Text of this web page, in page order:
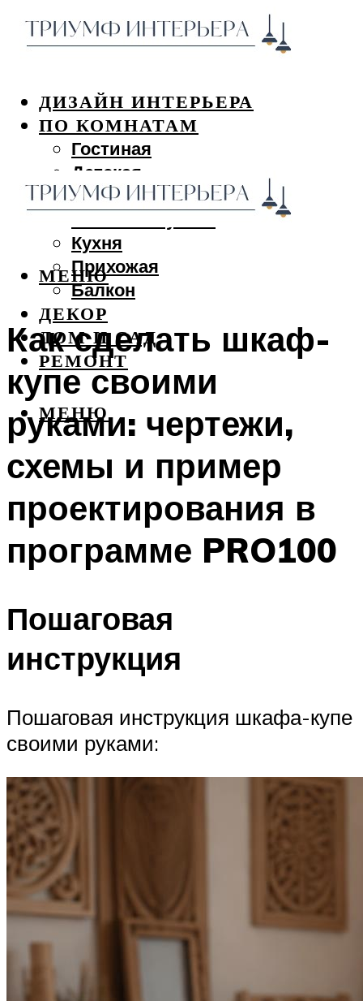
ДИЗАЙН ИНТЕРЬЕРА
ПО КОМНАТАМ
Гостиная
Детская
Спальня
Кухня
Прихожая
Балкон
ДЕКОР
ДОМ И САД
РЕМОНТ
МЕНЮ
МЕНЮ
Как сделать шкаф-
купе своими
руками: чертежи,
схемы и пример
проектирования в
программе PRO100
Пошаговая
инструкция
Пошаговая инструкция шкафа-купе
своими руками: